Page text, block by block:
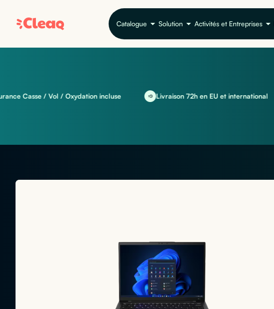
Catalogue Solution Activités et Entreprises
/ Vol / Oxydation incluse Livraison 72h en EU et international